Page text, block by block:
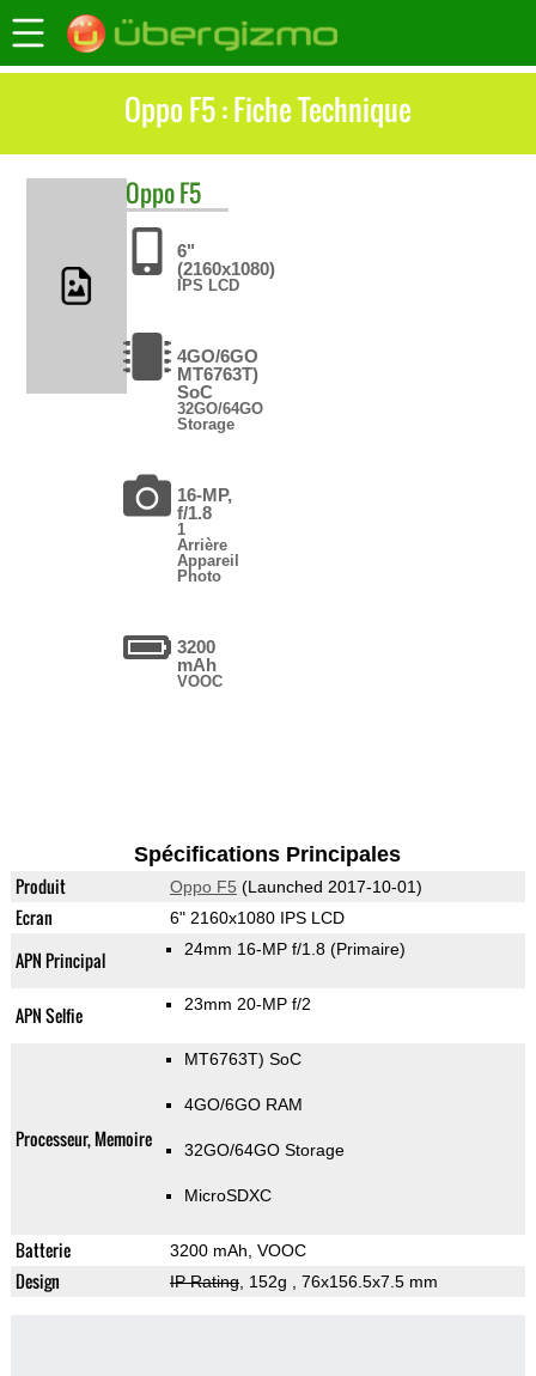
Oppo F5 : Fiche Technique
OppoF5
6"
(2160x1080)
IPS LCD
4GO/6GO
MT6763T)
SoC
32GO/64GO
Storage
16-MP,
f/1.8
1
Arrière
Appareil
Photo
3200
mAh
VOOC
Spécifications Principales
Produit Oppo F5 (Launched 2017-10-01)
Ecran 6" 2160x1080 IPS LCD
APN Principal 24mm 16-MP f/1.8 (Primaire)
APN Selfie 23mm 20-MP f/2
Processeur, Memoire
MT6763T) SoC
4GO/6GO RAM
32GO/64GO Storage
MicroSDXC
Batterie 3200 mAh, VOOC
Design IP Rating, 152g , 76x156.5x7.5 mm